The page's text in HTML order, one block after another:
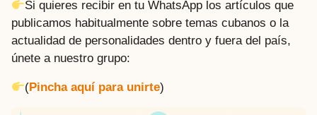
Si quieres recibir en tu WhatsApp los artículos que
publicamos habitualmente sobre temas cubanos o la
actualidad de personalidades dentro y fuera del país,
únete a nuestro grupo:
(Pincha aquí para unirte)